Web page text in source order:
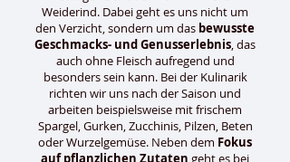
Weiderind. Dabei geht es uns nicht um
den Verzicht, sondern um das bewusste
Geschmacks- und Genusserlebnis, das
auch ohne Fleisch aufregend und
besonders sein kann. Bei der Kulinarik
richten wir uns nach der Saison und
arbeiten beispielsweise mit frischem
Spargel, Gurken, Zucchinis, Pilzen, Beten
oder Wurzelgemüse. Neben dem Fokus
auf pflanzlichen Zutaten geht es bei